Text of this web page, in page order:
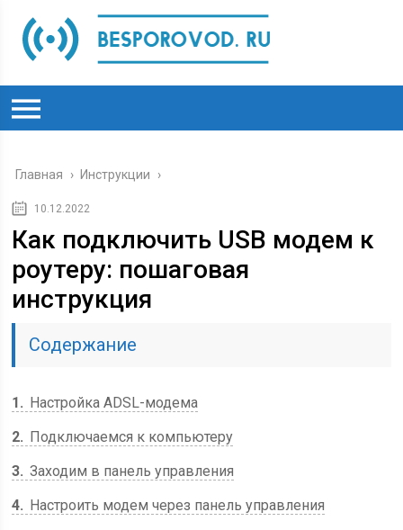
Главная › Инструкции ›
10.12.2022
Как подключить USB модем к
роутеру: пошаговая
инструкция
Содержание
1
Настройка ADSL-модема
2
Подключаемся к компьютеру
3 Заходим в панель управления
4
Настроить модем через панель управления